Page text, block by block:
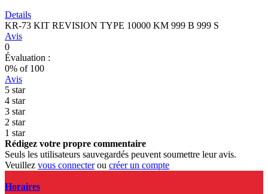
Details
KR-73 KIT REVISION TYPE 10000 KM 999 B 999 S
Avis
0
Évaluation :
0% of 100
Avis
5 star
4 star
3 star
2 star
1 star
Rédigez votre propre commentaire
Seuls les utilisateurs sauvegardés peuvent soumettre leur avis.
Veuillez vous connecterou créer un compte
Horaires